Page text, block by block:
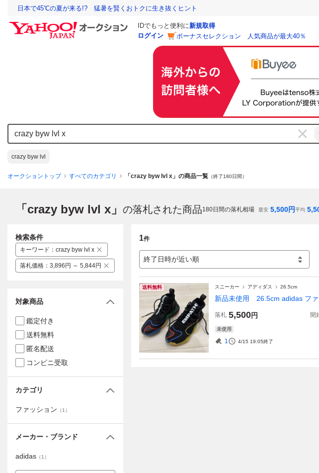
日本で45℃の夏が来る!? 猛暑を賢くおトクに生き抜くヒント
IDでもっと便利に新規取得
ログイン
ボーナスセレクション 人気商品が最大40％
crazy byw lvl
オークショントップ すべてのカテゴリ 「crazy byw lvl x」の商品一覧 （終了180日間）
「crazy byw lvl x」 の落札された商品180日間の落札相場 最安 5,500円平均
1件
終了日時が近い順
送料無料 スニーカー アディダス 26.5cm
新品未使用 26.5cm adidas ファ
落札 5,500円 開
未使用
1 4/15 19:05終了
検索条件
キーワード ： crazy byw lvl x
落札価格 ： 3,896円 ～ 5,844円
対象商品
鑑定付き
送料無料
匿名配送
コンビニ受取
カテゴリ
ファッション （1 ）
メーカー・ブランド
adidas （1 ）